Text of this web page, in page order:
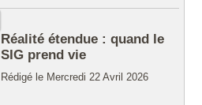
Réalité étendue : quand le
SIG prend vie
Rédigé le Mercredi 22 Avril 2026